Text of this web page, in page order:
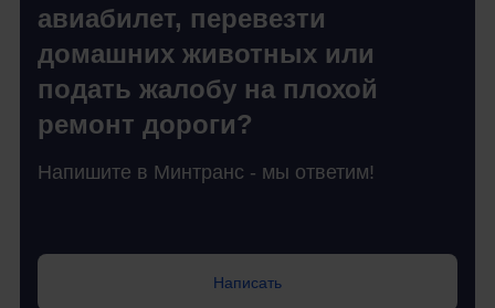
авиабилет, перевезти
домашних животных или
подать жалобу на плохой
ремонт дороги?
Напишите в Минтранс - мы ответим!
Написать